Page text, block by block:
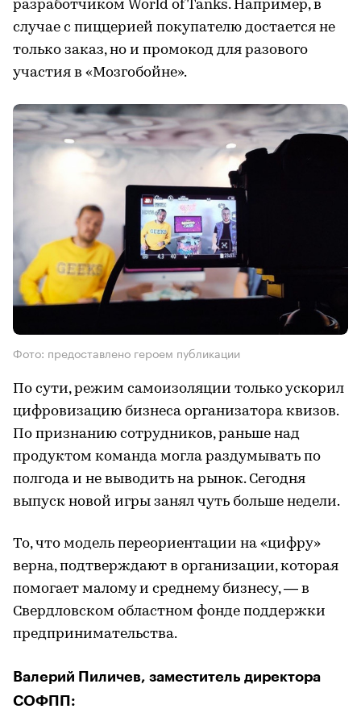
разработчиком World of Tanks. Например, в
случае с пиццерией покупателю достается не
только заказ, но и промокод для разового
участия в «Мозгобойне».
Фото: предоставлено героем публикации
По сути, режим самоизоляции только ускорил
цифровизацию бизнеса организатора квизов.
По признанию сотрудников, раньше над
продуктом команда могла раздумывать по
полгода и не выводить на рынок. Сегодня
выпуск новой игры занял чуть больше недели.
То, что модель переориентации на «цифру»
верна, подтверждают в организации, которая
помогает малому и среднему бизнесу, — в
Свердловском областном фонде поддержки
предпринимательства.
Валерий Пиличев, заместитель директора
СОФПП: